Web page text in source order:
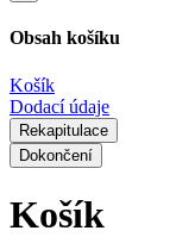
Obsah košíku
Košík
Dodací údaje
Rekapitulace
Dokončení
Košík